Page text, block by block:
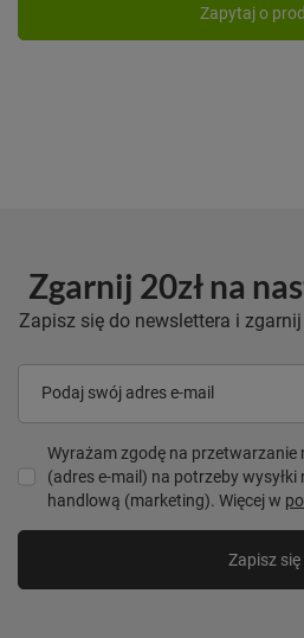
Zapytaj o
Zgarnij 20zł na
Zapisz się do newslettera i
Podaj swój adres e-mail
Wyrażam zgodę na
(adres e-mail) na potrzeby
handlową (marketing). Więcej w
Zapisz się